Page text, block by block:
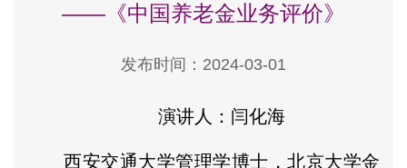
——《中国养老金业务评价》
发布时间：2024-03-01
演讲人：闫化海
西安交通大学管理学博士，北京大学金